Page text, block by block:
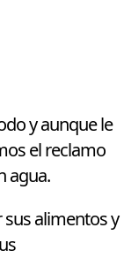
y aunque le
el reclamo
agua.
alimentos y